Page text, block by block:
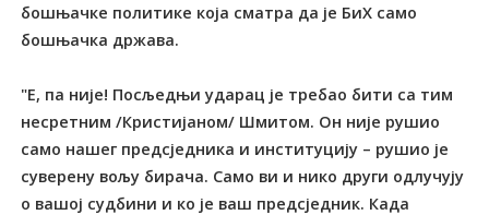
бошњачке политике која сматра да је БиХ само
бошњачка држава.
"Е, па није! Посљедњи ударац је требао бити са тим
несретним /Кристијаном/ Шмитом. Он није рушио
само нашег предсједника и институцију – рушио је
суверену вољу бирача. Само ви и нико други одлучују
о вашој судбини и ко је ваш предсједник. Када